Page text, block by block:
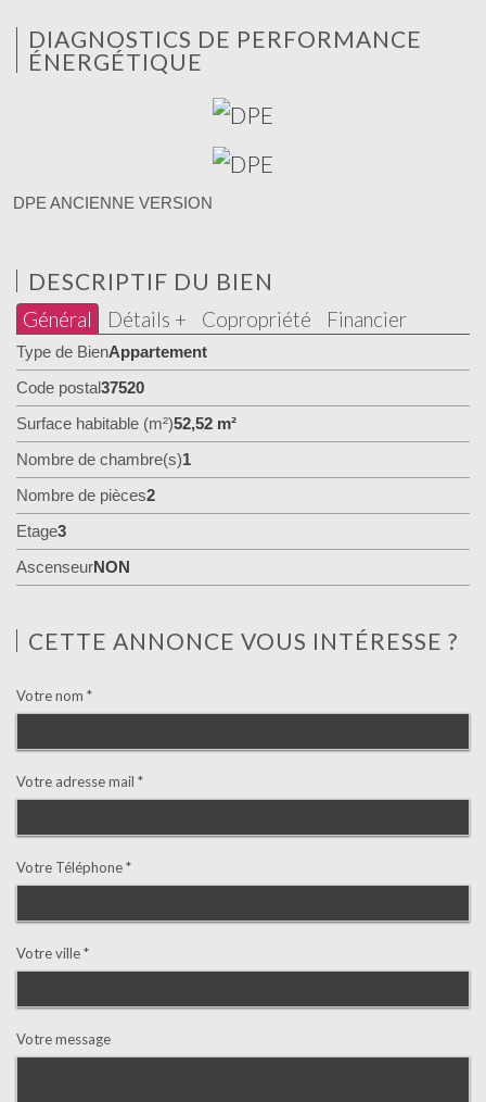
DIAGNOSTICS DE PERFORMANCE
ÉNERGÉTIQUE
DPE ANCIENNE VERSION
DESCRIPTIF DU BIEN
Général Détails + Copropriété Financier
Type de BienAppartement
Code postal37520
Surface habitable (m²)52,52 m²
Nombre de chambre(s)1
Nombre de pièces2
Etage3
AscenseurNON
CETTE ANNONCE VOUS INTÉRESSE ?
Votre nom *
Votre adresse mail *
Votre Téléphone *
Votre ville *
Votre message